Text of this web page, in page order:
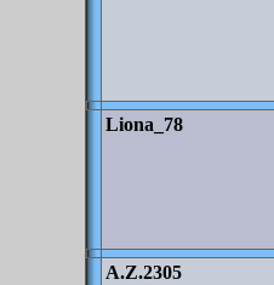
Liona_78
A.Z.2305